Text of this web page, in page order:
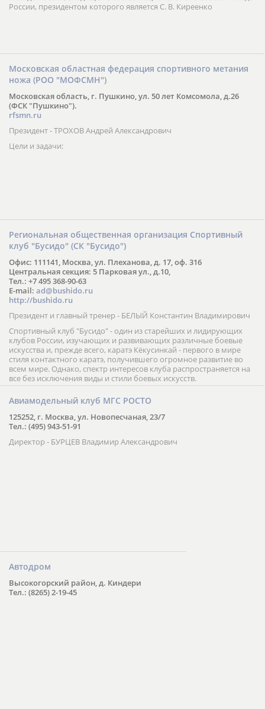
России, президентом которого является С. В. Киреенко
Московская областная федерация спортивного метания
ножа (РОО "МОФСМН")
Московская область, г. Пушкино, ул. 50 лет Комсомола, д.26
(ФСК "Пушкино").
rfsmn.ru
Президент - ТРОХОВ Андрей Александрович
Цели и задачи:
Региональная общественная организация Спортивный
клуб "Бусидо" (СК "Бусидо")
Офис: 111141, Москва, ул. Плеханова, д. 17, оф. 316
Центральная секция: 5 Парковая ул., д.10,
Тел.: +7 495 368-90-63
E-mail: ad@bushido.ru
http://bushido.ru
Президент и главный тренер - БЕЛЫЙ Константин Владимирович
Спортивный клуб "Бусидо" - один из старейших и лидирующих
клубов России, изучающих и развивающих различные боевые
искусства и, прежде всего, каратэ Кёкусинкай - первого в мире
стиля контактного каратэ, получившего огромное развитие во
всем мире. Однако, спектр интересов клуба распространяется на
все без исключения виды и стили боевых искусств.
Авиамодельный клуб МГС РОСТО
125252, г. Москва, ул. Новопесчаная, 23/7
Тел.: (495) 943-51-91
Директор - БУРЦЕВ Владимир Александрович
Автодром
Высокогорский район, д. Киндери
Тел.: (8265) 2-19-45